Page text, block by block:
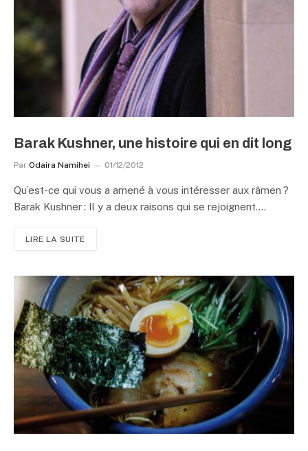
Barak Kushner, une histoire qui en dit long
Par Odaira Namihei 01/12/2012
Qu’est-ce qui vous a amené à vous intéresser aux râmen ?
Barak Kushner : Il y a deux raisons qui se rejoignent.…
LIRE LA SUITE